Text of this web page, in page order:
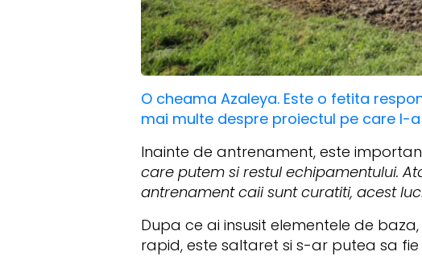
O cheama Azaleya. Este o fetita
mai multe despre proiectul pe care l-
Inainte de antrenament, este
care putem si restul echipamentului.
antrenament caii sunt curatiti, acest
Dupa ce ai insusit elementele de
rapid, este saltaret si s-ar putea sa